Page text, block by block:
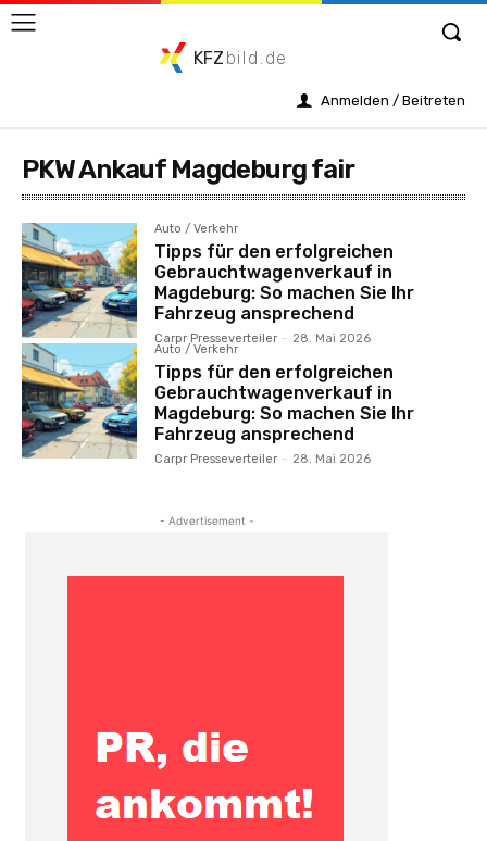
KFZ bild.de
Anmelden / Beitreten
PKW Ankauf Magdeburg fair
Auto / Verkehr
Tipps für den erfolgreichen
Gebrauchtwagenverkauf in
Magdeburg: So machen Sie Ihr
Fahrzeug ansprechend
Carpr Presseverteiler - 28. Mai 2026
Auto / Verkehr
Tipps für den erfolgreichen
Gebrauchtwagenverkauf in
Magdeburg: So machen Sie Ihr
Fahrzeug ansprechend
Carpr Presseverteiler - 28. Mai 2026
- Advertisement -